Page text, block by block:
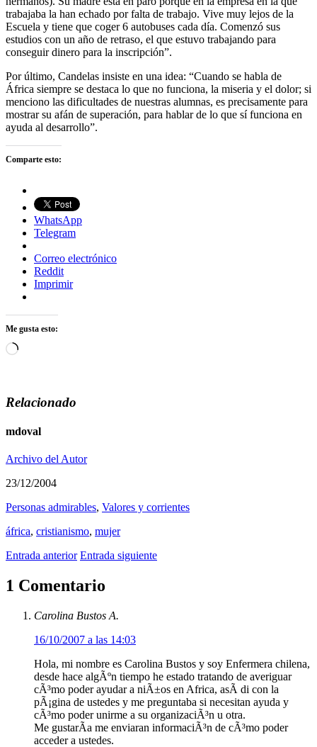
trabajaba la han echado por falta de trabajo. Vive muy lejos de la
Escuela y tiene que coger 6 autobuses cada día. Comenzó sus
estudios con un año de retraso, el que estuvo trabajando para
conseguir dinero para la inscripción”.
Por último, Candelas insiste en una idea: “Cuando se habla de
África siempre se destaca lo que no funciona, la miseria y el dolor; si
menciono las dificultades de nuestras alumnas, es precisamente para
mostrar su afán de superación, para hablar de lo que sí funciona en
ayuda al desarrollo”.
Comparte esto:
WhatsApp
Telegram
Correo electrónico
Reddit
Imprimir
Me gusta esto:
Cargando...
Relacionado
mdoval
Archivo del Autor
23/12/2004
Personas admirables, Valores y corrientes
áfrica, cristianismo, mujer
Entrada anterior Entrada siguiente
1 Comentario
Carolina Bustos A.
16/10/2007 a las 14:03
Hola, mi nombre es Carolina Bustos y soy Enfermera chilena,
desde hace algÃºn tiempo he estado tratando de averiguar
cÃ³mo poder ayudar a niÃ±os en Africa, asÃ­ di con la
pÃ¡gina de ustedes y me preguntaba si necesitan ayuda y
cÃ³mo poder unirme a su organizaciÃ³n u otra.
Me gustarÃ­a me enviaran informaciÃ³n de cÃ³mo poder
acceder a ustedes.